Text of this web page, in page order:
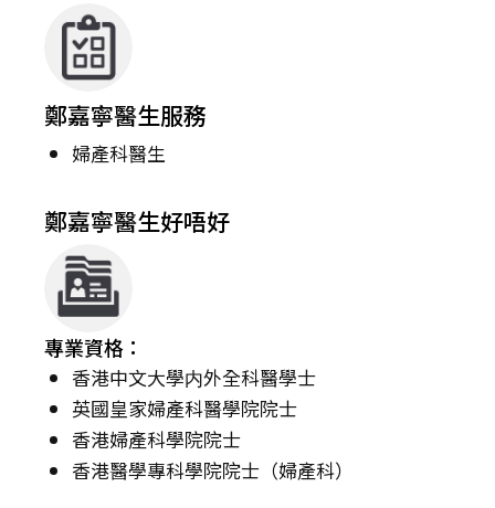
鄭嘉寧醫生服務
婦產科醫生
鄭嘉寧醫生好唔好
專業資格：
香港中文大學内外全科醫學士
英國皇家婦產科醫學院院士
香港婦產科學院院士
香港醫學專科學院院士（婦產科）